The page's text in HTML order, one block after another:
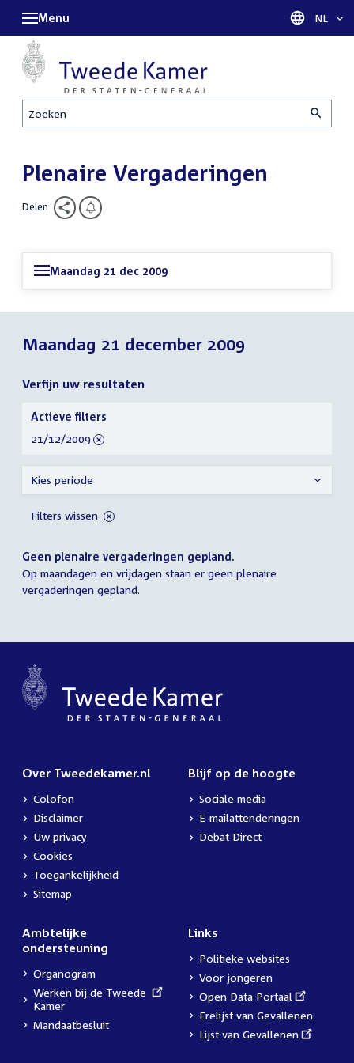
Zoeken
Menu Taal
NL
Plenaire Vergaderingen
Delen
Maandag 21 dec 2009
Maandag 21 december 2009
Verfijn uw resultaten
Geen plenaire vergaderingen gepland.
Op maandagen en vrijdagen staan er geen plenaire
vergaderingen gepland.
Verfijn
uw
resultaten
Actieve filters
verwijder
21/12/2009
Kies periode
Filters wissen
Over Tweedekamer.nl
Colofon
Disclaimer
Uw privacy
Cookies
Toegankelijkheid
Sitemap
Blijf op de hoogte
Sociale media
E-mailattenderingen
Debat Direct
Ambtelijke
ondersteuning
Organogram
External
link:
Werken bij de Tweede
Kamer
Mandaatbesluit
Links
Politieke websites
Voor jongeren
External
link:
Open Data Portaal
Erelijst van Gevallenen
External
Lijst van Gevallenen